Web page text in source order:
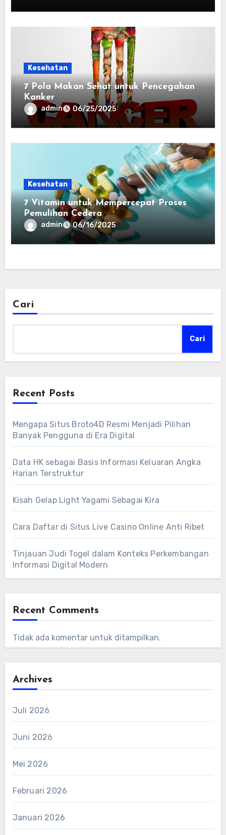
Kesehatan
7 Pola Makan Sehat untuk Pencegahan
Kanker
admin 06/25/2025
Kesehatan
7 Vitamin untuk Mempercepat Proses
Pemulihan Cedera
admin 06/16/2025
Cari
Cari
Recent Posts
Mengapa Situs Broto4D Resmi Menjadi Pilihan
Banyak Pengguna di Era Digital
Data HK sebagai Basis Informasi Keluaran Angka
Harian Terstruktur
Kisah Gelap Light Yagami Sebagai Kira
Cara Daftar di Situs Live Casino Online Anti Ribet
Tinjauan Judi Togel dalam Konteks Perkembangan
Informasi Digital Modern
Recent Comments
Tidak ada komentar untuk ditampilkan.
Archives
Juli 2026
Juni 2026
Mei 2026
Februari 2026
Januari 2026